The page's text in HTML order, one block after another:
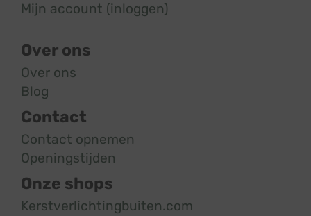
Mijn account (inloggen)
Over ons
Over ons
Blog
Contact
Contact opnemen
Openingstijden
Onze shops
Kerstverlichtingbuiten.com